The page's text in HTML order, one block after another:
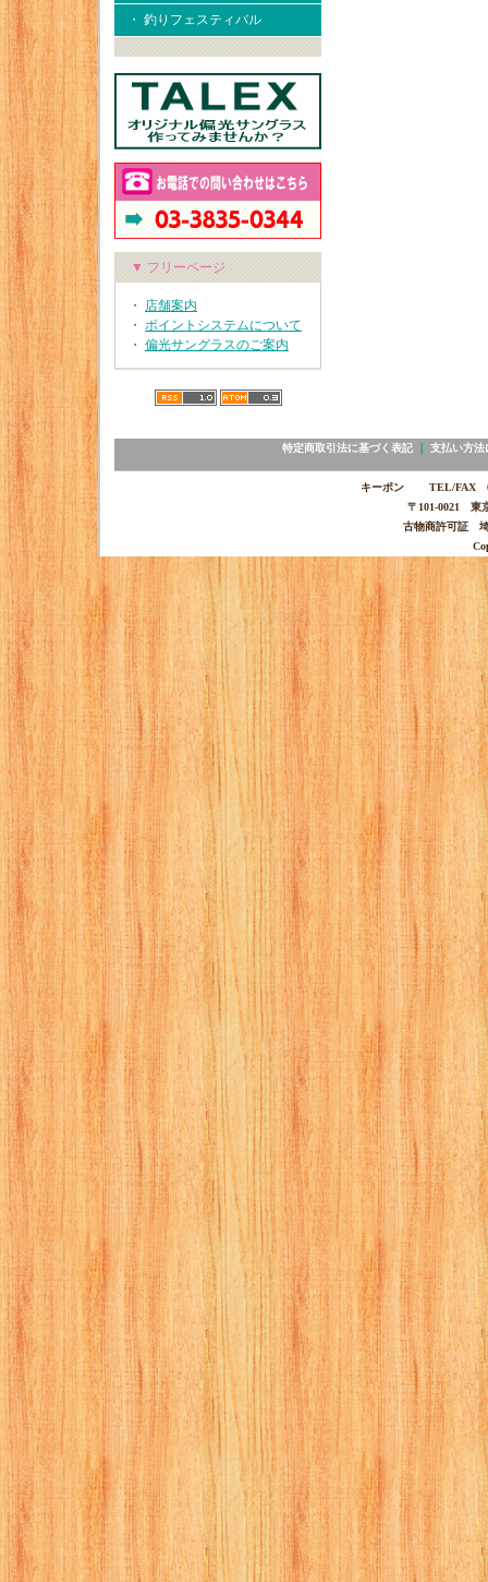
・ 釣りフェスティバル
▼ フリーページ
・ 店舗案内
・ ポイントシステムについて
・ 偏光サングラスのご案内
特定商取引法に基づく表記｜ 支払い方法
キーポン TEL/FAX
〒101-0021 東
古物商許可証